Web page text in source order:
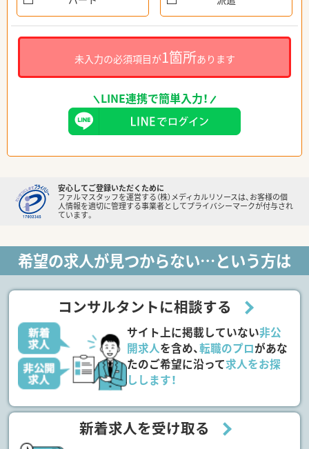
未入力の必須項目が1箇所あります
LINE連携で簡単入力！
安心してご登録いただくために
ファルマスタッフを運営する（株）メディカルリソースは、お客様の個
人情報を適切に管理する事業者としてプライバシーマークが付与され
ています。
希望の求人が見つからない…という方は
コンサルタントに相談する
サイト上に掲載していない非公
開求人を含め、転職のプロがあな
たのご希望に沿って求人をお探
しします！
新着求人を受け取る